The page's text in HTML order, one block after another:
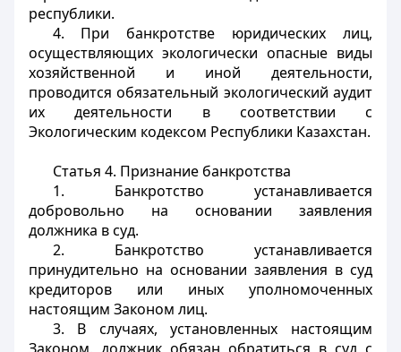
республики.
4. При банкротстве юридических лиц,
осуществляющих экологически опасные виды
хозяйственной и иной деятельности,
проводится обязательный экологический аудит
их деятельности в соответствии с
Экологическим кодексом Республики Казахстан.
Статья 4. Признание банкротства
1. Банкротство устанавливается
добровольно на основании заявления
должника в суд.
2. Банкротство устанавливается
принудительно на основании заявления в суд
кредиторов или иных уполномоченных
настоящим Законом лиц.
3. В случаях, установленных настоящим